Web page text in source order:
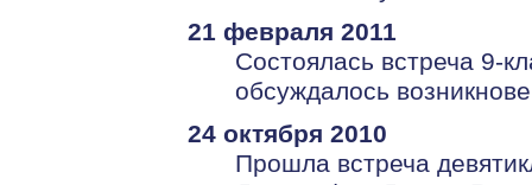
21 февраля 2011
Cостоялась встреча 9-
обсуждалось
24 октября 2010
Прошла встреча